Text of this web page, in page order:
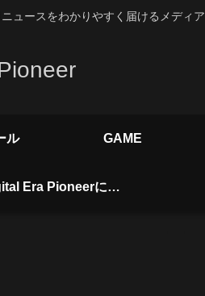
ュースをわかりやすく届けるメディア
ル GAME
Digital Era Pioneerについて